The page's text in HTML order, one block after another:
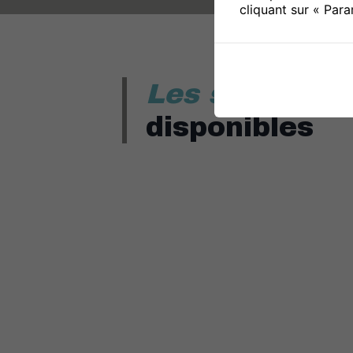
Les services
disponibles
cliquant sur «